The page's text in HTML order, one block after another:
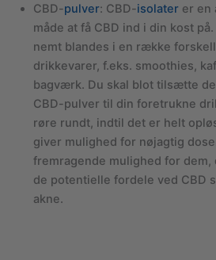
CBD-pulver: CBD-isolater er en
måde at få CBD ind i din kost
nemt blandes i en række
drikkevarer, f.eks. smoothies,
bagværk. Du skal blot tilsætte
CBD-pulver til din foretrukne
røre rundt, indtil det er helt
giver mulighed for nøjagtig
fremragende mulighed for dem,
de potentielle fordele ved CBD
akne.